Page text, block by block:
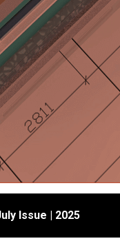
Issue | 2025